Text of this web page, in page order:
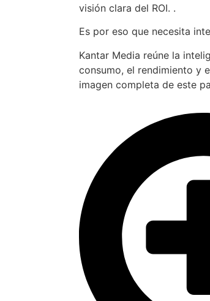
visión clara del ROI. .
Es por eso que necesita
Kantar Media reúne la
consumo, el rendimiento y
imagen completa de este